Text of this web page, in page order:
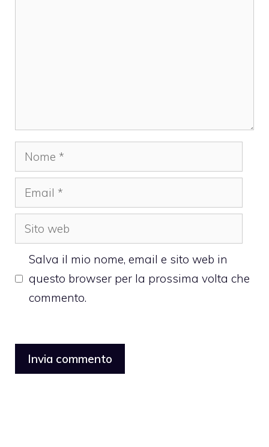
Nome
Email
Sito
web
Salva il mio nome, email e sito web in
questo browser per la prossima volta che
commento.